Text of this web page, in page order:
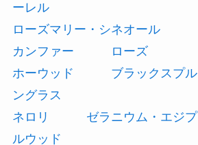
ーレル
ローズマリー・シネオール
カンファー
ローズ
ホーウッド
ブラックスプ
ングラス
ネロリ
ゼラニウム・エジプ
ルウッド